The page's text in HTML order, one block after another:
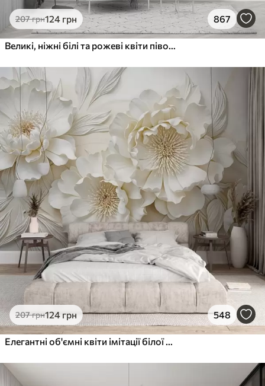
207грн124 грн 867
207грн124 грн 548